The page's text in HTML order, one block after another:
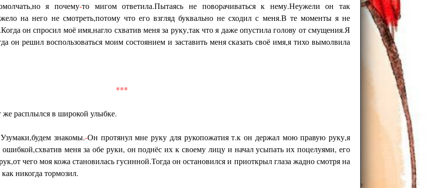
я почему-то мигом ответила.Пытаясь не поворачиваться к нему.Неужели он так
на него не смотреть,потому что его взгляд буквально не сходил с меня.В те моменты я не
он спросил моё имя,нагло схватив меня за руку,так что я даже опустила голову от смущения.Я
он решил воспользоваться моим состоянием и заставить меня сказать своё имя,я тихо вымолвила
***
расплылся в широкой улыбке.
Узумаки,будем знакомы.-Он протянул мне руку для рукопожатия т.к он держал мою правую руку,я
меня за обе руки, он поднёс их к своему лицу и начал усыпать их поцелуями, его
чего моя кожа становилась гусинной.Тогда он остановился и приоткрыл глаза жадно смотря на
никогда тормозил.